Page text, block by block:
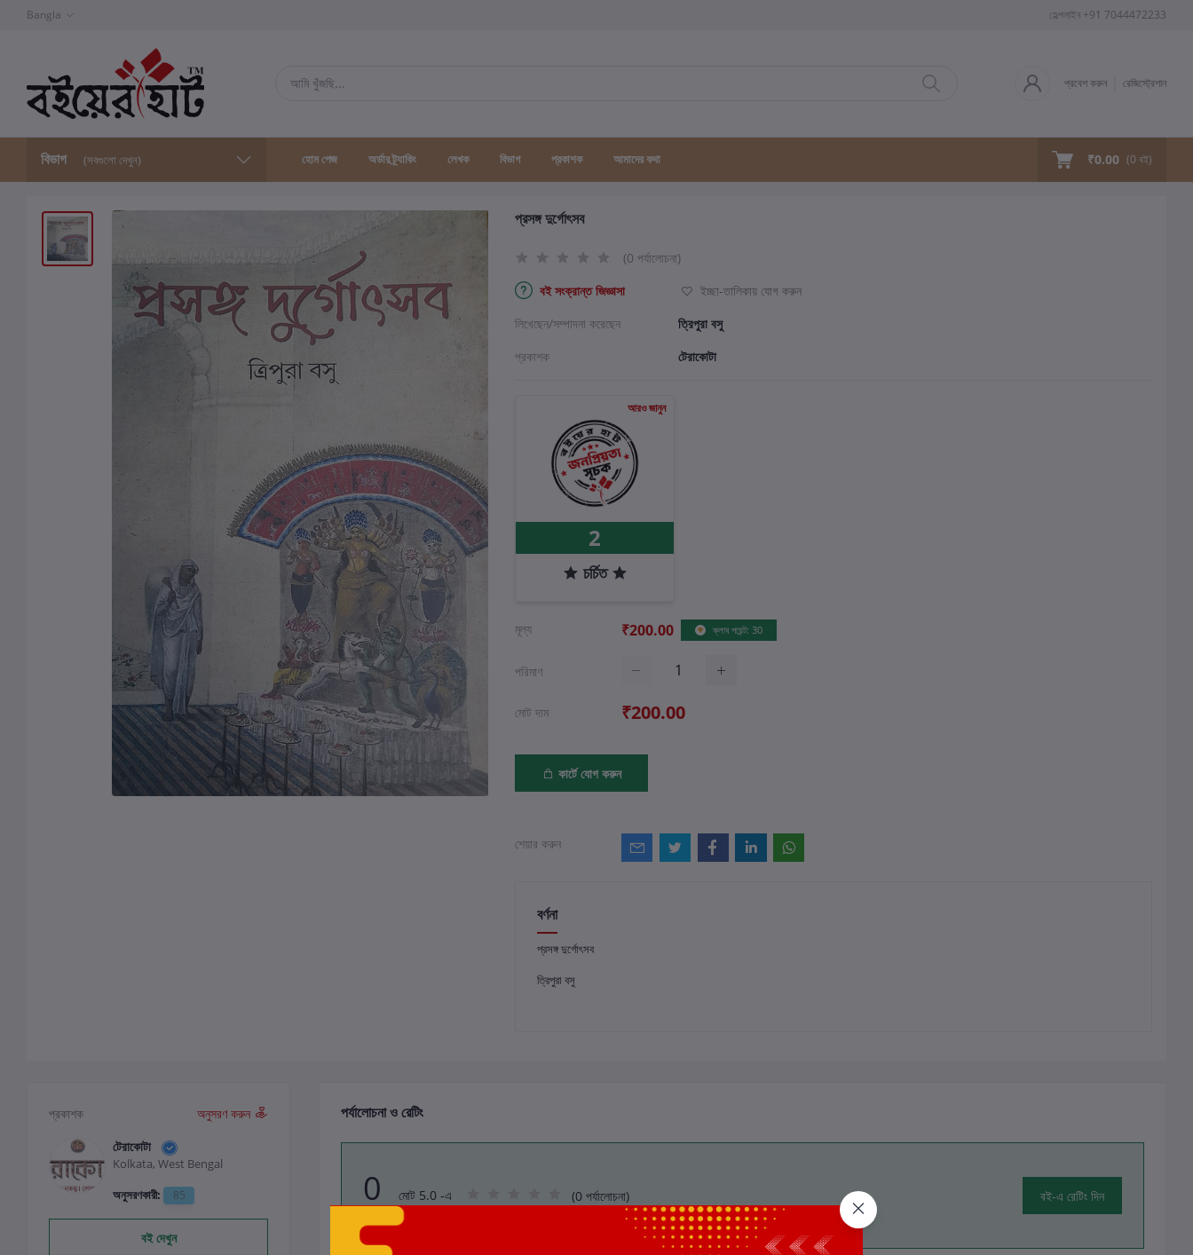
Bangla হেল্পলাইন +91 7044472233
প্রবেশ করুন রেজিস্ট্রেশান
বিভাগ (সবগুলো দেখুন) হোম পেজ অর্ডার ট্র্যাকিং লেখক বিভাগ প্রকাশক আমাদের কথা ₹0.00 (0 বই)
প্রসঙ্গ দুর্গোৎসব
(0 পর্যালোচনা)
বই সংক্রান্ত জিজ্ঞাসা
ইচ্ছা-তালিকায় যোগ করুন
লিখেছেন/সম্পাদনা করেছেন
ত্রিপুরা বসু
প্রকাশক
টেরাকোটা
আরও জানুন
2
চর্চিত
মূল্য ₹200.00 ক্লাব পয়েন্ট: 30
পরিমাণ
মোট দাম ₹200.00
কার্টে যোগ করুন
শেয়ার করুন
বর্ণনা
প্রসঙ্গ দুর্গোৎসব
ত্রিপুরা বসু
প্রকাশক
অনুসরণ করুন
টেরাকোটা
Kolkata, West Bengal
অনুসরণকারী:
85
বই দেখুন
পর্যালোচনা ও রেটিং
0 মোট 5.0 -এ (0 পর্যালোচনা) বই-এ রেটিং দিন